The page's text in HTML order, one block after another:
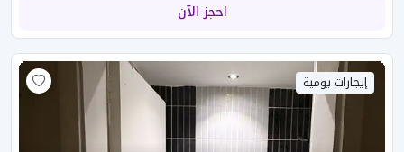
احجز الآن
إيجارات يومية